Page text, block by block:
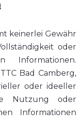
keinerlei Gewähr
oder
Informationen.
Bad Camberg,
oder ideeller
Nutzung oder
Informationen